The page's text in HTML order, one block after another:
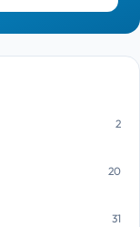
2
20
31